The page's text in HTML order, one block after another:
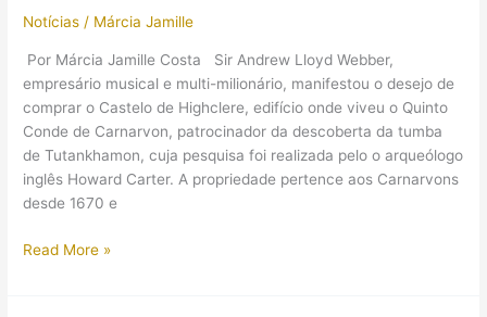
Notícias / Márcia Jamille
Por Márcia Jamille Costa Sir Andrew Lloyd Webber,
empresário musical e multi-milionário, manifestou o desejo de
comprar o Castelo de Highclere, edifício onde viveu o Quinto
Conde de Carnarvon, patrocinador da descoberta da tumba
de Tutankhamon, cuja pesquisa foi realizada pelo o arqueólogo
inglês Howard Carter. A propriedade pertence aos Carnarvons
desde 1670 e
O
Read More »